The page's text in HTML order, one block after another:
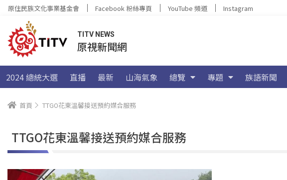
原住民族文化事業基金會 Facebook 粉絲專頁 YouTube 頻道 Instagram
TITV NEWS
原視新聞網
2024 總統大選 直播 最新 山海氣象 總覽 專題 族語新聞
首頁 TTGO花東溫馨接送預約媒合服務
TTGO花東溫馨接送預約媒合服務